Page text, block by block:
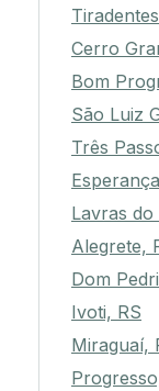
Cerro
Bom
São Luiz
Três
Lavras do
Alegrete,
Dom
Ivoti, RS
Miraguaí,